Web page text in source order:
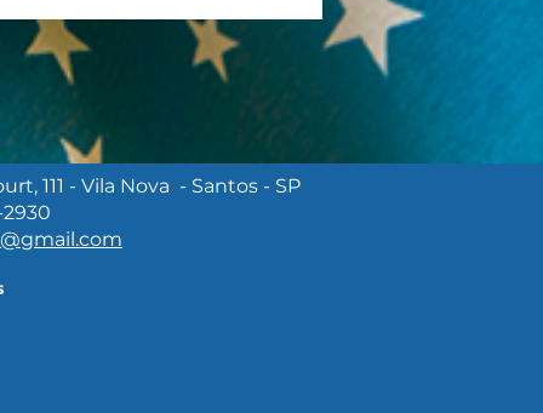
VALONGO
E CONSOLIDA
111 - Vila Nova - Santos - SP